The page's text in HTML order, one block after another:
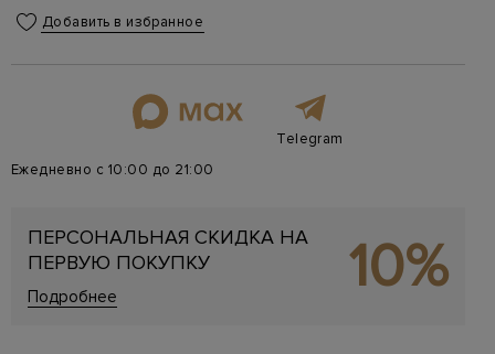
Добавить в избранное
Telegram
Ежедневно с 10:00 до 21:00
ПЕРСОНАЛЬНАЯ СКИДКА НА
ПЕРВУЮ ПОКУПКУ
Подробнее 10%